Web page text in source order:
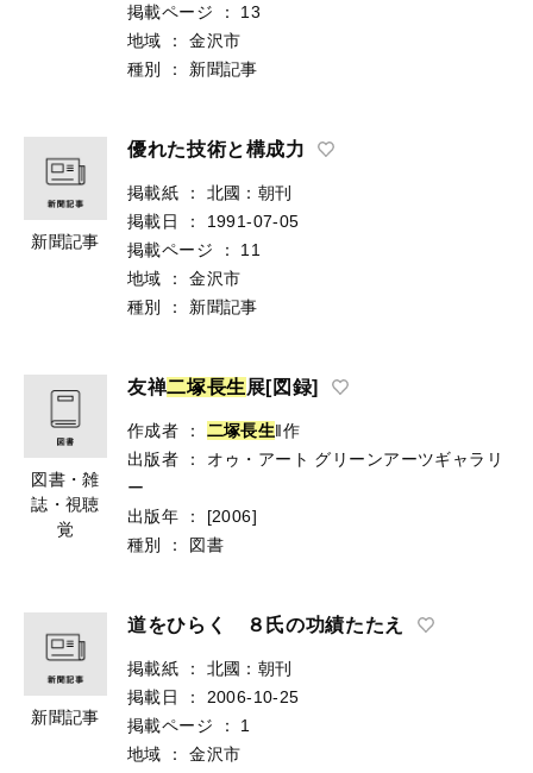
掲載ページ
：
13
地域
：
金沢市
種別
： 新聞記事
新聞記事
優れた技術と構成力
掲載紙 ：
北國：朝刊
掲載日
：
1991-07-05
掲載ページ
：
11
地域
：
金沢市
種別
： 新聞記事
図書・雑
誌・視聴
覚
友禅二塚長生 展[図録]
作成者 ： 二塚長生‖作
出版者
： オゥ・アート グリーンアーツギャラリ
ー
出版年
：
[2006]
種別
： 図書
新聞記事
道をひらく ８氏の功績たたえ
掲載紙 ：
北國：朝刊
掲載日
：
2006-10-25
掲載ページ
：
1
地域
：
金沢市